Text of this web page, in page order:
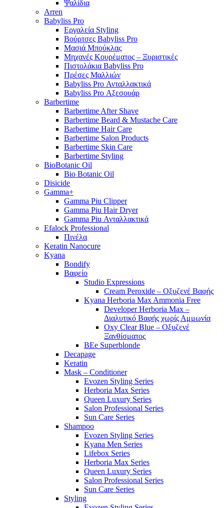
Ψαλίδια
Arren
Babyliss Pro
Εργαλεία Styling
Βούρτσες Babyliss Pro
Μασιά Μπούκλας
Μηχανές Κουρέματος – Ξυριστικές
Πιστολάκια Babyliss Pro
Πρέσες Μαλλιών
Babyliss Pro Ανταλλακτικά
Babyliss Pro Αξεσουάρ
Barbertime
Barbertime After Shave
Barbertime Beard & Mustache Care
Barbertime Hair Care
Barbertime Salon Products
Barbertime Skin Care
Barbertime Styling
BioBotanic Oil
Bio Botanic Oil
Disicide
Gamma+
Gamma Piu Clipper
Gamma Piu Hair Dryer
Gamma Piu Ανταλλακτικά
Efalock Professional
Πινέλα
Keratin Nanocure
Kyana
Bondify
Βαφείο
Studio Expressions
Cream Peroxide – Οξυζενέ Βαφής
Kyana Herboria Max Ammonia Free
Developer Herboria Max –
Διαλυτικό Βαφής χωρίς Αμμωνία
Oxy Clear Blue – Οξυζενέ
Ξανθίσματος
BEe Superblonde
Decapage
Keratin
Mask – Conditioner
Evozen Styling Series
Herboria Max Series
Queen Luxury Series
Salon Professional Series
Sun Care Series
Shampoo
Evozen Styling Series
Kyana Men Series
Lifebox Series
Herboria Max Series
Queen Luxury Series
Salon Professional Series
Sun Care Series
Styling